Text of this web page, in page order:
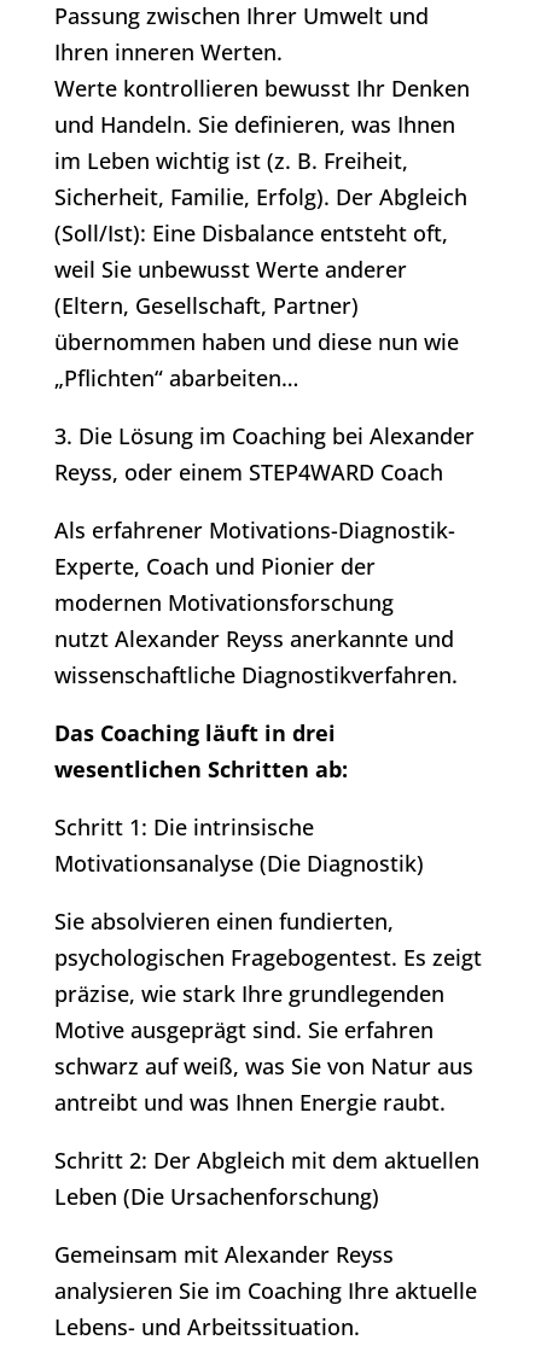
Passung zwischen Ihrer Umwelt und
Ihren inneren Werten.
Werte kontrollieren bewusst Ihr Denken
und Handeln. Sie definieren, was Ihnen
im Leben wichtig ist (z. B. Freiheit,
Sicherheit, Familie, Erfolg). Der Abgleich
(Soll/Ist): Eine Disbalance entsteht oft,
weil Sie unbewusst Werte anderer
(Eltern, Gesellschaft, Partner)
übernommen haben und diese nun wie
„Pflichten“ abarbeiten…
3. Die Lösung im Coaching bei Alexander
Reyss, oder einem STEP4WARD Coach
Als erfahrener Motivations-Diagnostik-
Experte, Coach und Pionier der
modernen Motivationsforschung
nutzt Alexander Reyss anerkannte und
wissenschaftliche Diagnostikverfahren.
Das Coaching läuft in drei
wesentlichen Schritten ab:
Schritt 1: Die intrinsische
Motivationsanalyse (Die Diagnostik)
Sie absolvieren einen fundierten,
psychologischen Fragebogentest. Es zeigt
präzise, wie stark Ihre grundlegenden
Motive ausgeprägt sind. Sie erfahren
schwarz auf weiß, was Sie von Natur aus
antreibt und was Ihnen Energie raubt.
Schritt 2: Der Abgleich mit dem aktuellen
Leben (Die Ursachenforschung)
Gemeinsam mit Alexander Reyss
analysieren Sie im Coaching Ihre aktuelle
Lebens- und Arbeitssituation.